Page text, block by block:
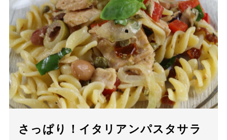
さっぱり！イタリアンパスタサラ